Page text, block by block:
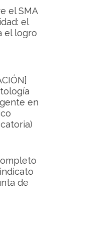
el SMA
el
el logro
en
de